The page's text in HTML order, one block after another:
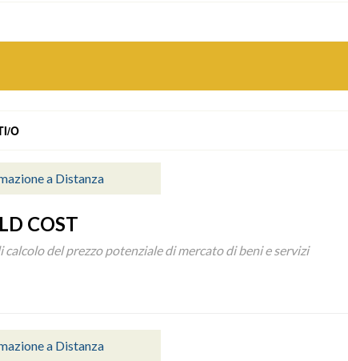
O
a Distanza
COST
calcolo del prezzo potenziale di mercato di beni e servizi
a Distanza